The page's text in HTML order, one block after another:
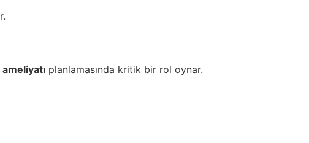
planlamasında kritik bir rol oynar.